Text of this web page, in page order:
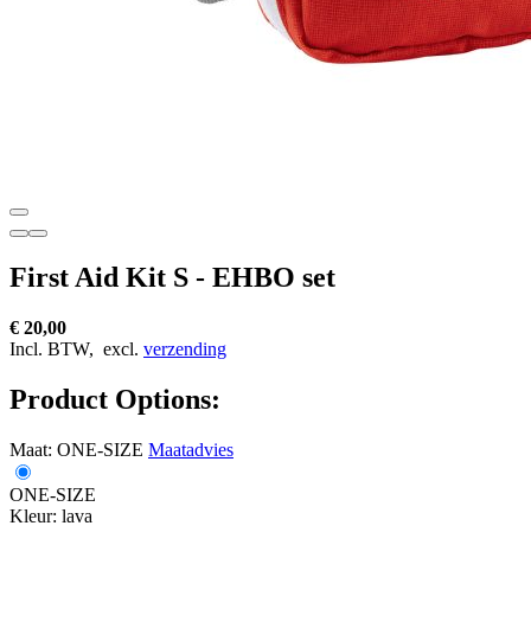
First Aid Kit S - EHBO set
€ 20,00
Incl. BTW, excl. verzending
Product Options:
Maat: ONE-SIZE Maatadvies
ONE-SIZE
Kleur: lava